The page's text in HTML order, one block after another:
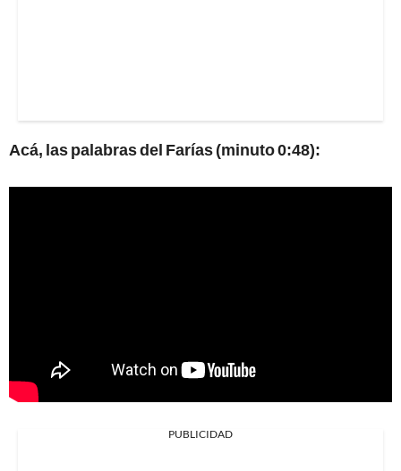
Acá, las palabras del Farías (minuto 0:48):
PUBLICIDAD